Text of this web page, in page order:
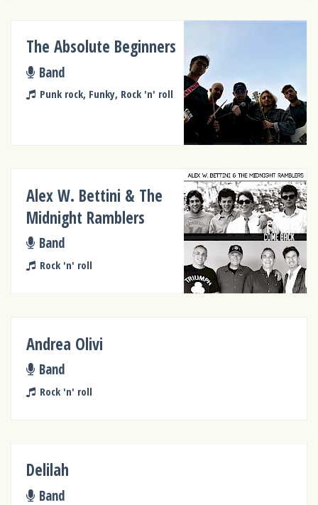
The Absolute Beginners
Band
Punk rock, Funky, Rock 'n' roll
Alex W. Bettini & The
Midnight Ramblers
Band
Rock 'n' roll
Andrea Olivi
Band
Rock 'n' roll
Delilah
Band